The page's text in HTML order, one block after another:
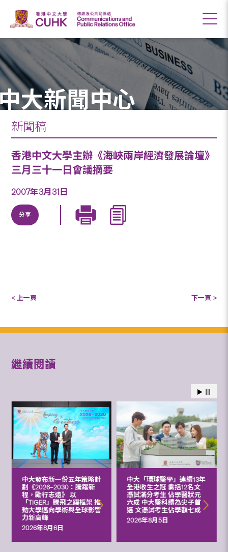
大新聞中心
新聞稿
香港中文大學主辦《海峽兩岸經濟發展論壇》
三月三十一日會議摘要
2007年3月31日
分享
< 上一頁 下一頁 >
繼續閱讀
中大發布新一份五年策略計
劃《2026‒2030：騰躍新
程，勵行志遠》 以
「TIGER」騰飛之躍框架 推
動大學邁向學術與全球影響
力新高峰
2026年8月6日
中大「環球醫學」連續13年
全港收生之冠 囊括12名文
憑試滿分考生 佔學醫狀元
六成 中大醫科續為尖子首
選 文憑試考生佔學額七成
2026年8月5日